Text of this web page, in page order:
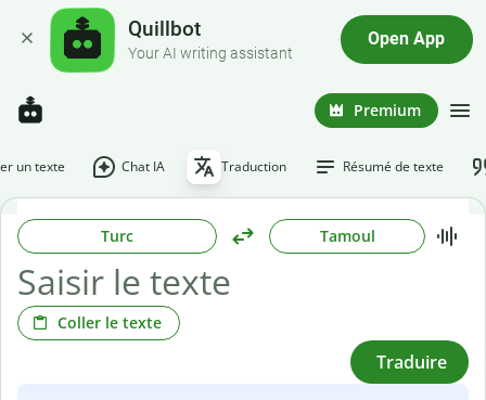
Quillbot
Your AI writing assistant
Open App
Premium
un texte Chat IA Traduction Résumé de texte
Turc Tamoul
Coller le texte
Traduire